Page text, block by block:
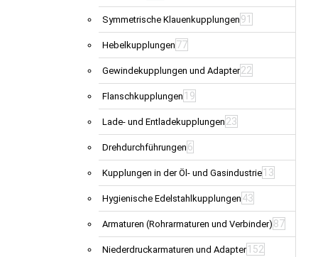
Symmetrische Klauenkupplungen 91
Hebelkupplungen 77
Gewindekupplungen und Adapter22
Flanschkupplungen 19
Lade- und Entladekupplungen 23
Drehdurchführungen 6
Kupplungen in der Öl- und Gasindustrie 13
Hygienische Edelstahlkupplungen 43
Armaturen (Rohrarmaturen und Verbinder) 87
Niederdruckarmaturen und Adapter 152